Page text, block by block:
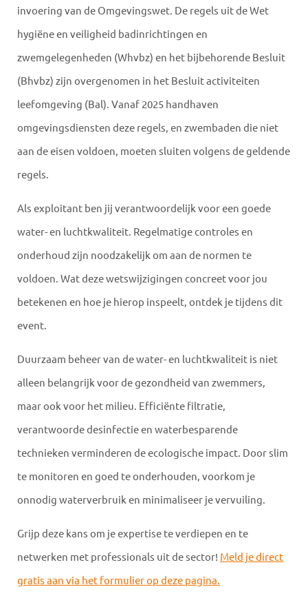
invoering van de Omgevingswet. De regels uit de Wet
hygiëne en veiligheid badinrichtingen en
zwemgelegenheden (Whvbz) en het bijbehorende Besluit
(Bhvbz) zijn overgenomen in het Besluit activiteiten
leefomgeving (Bal). Vanaf 2025 handhaven
omgevingsdiensten deze regels, en zwembaden die niet
aan de eisen voldoen, moeten sluiten volgens de geldende
regels.
Als exploitant ben jij verantwoordelijk voor een goede
water- en luchtkwaliteit. Regelmatige controles en
onderhoud zijn noodzakelijk om aan de normen te
voldoen. Wat deze wetswijzigingen concreet voor jou
betekenen en hoe je hierop inspeelt, ontdek je tijdens dit
event.
Duurzaam beheer van de water- en luchtkwaliteit is niet
alleen belangrijk voor de gezondheid van zwemmers,
maar ook voor het milieu. Efficiënte filtratie,
verantwoorde desinfectie en waterbesparende
technieken verminderen de ecologische impact. Door slim
te monitoren en goed te onderhouden, voorkom je
onnodig waterverbruik en minimaliseer je vervuiling.
Grijp deze kans om je expertise te verdiepen en te
netwerken met professionals uit de sector! Meld je direct
gratis aan via het formulier op deze pagina.